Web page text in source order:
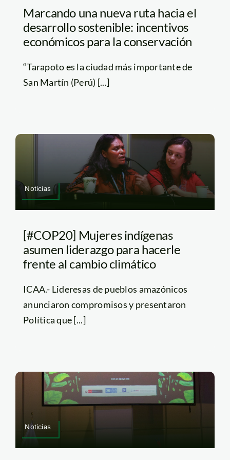
Marcando una nueva ruta hacia el
desarrollo sostenible: incentivos
económicos para la conservación
“Tarapoto es la ciudad más importante de
San Martín (Perú) [...]
Noticias
[#COP20] Mujeres indígenas
asumen liderazgo para hacerle
frente al cambio climático
ICAA.- Lideresas de pueblos amazónicos
anunciaron compromisos y presentaron
Política que [...]
Noticias